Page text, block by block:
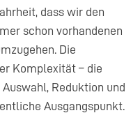
dass wir den
schon vorhandenen
Die
Komplexität – die
Reduktion und
Ausgangspunkt.